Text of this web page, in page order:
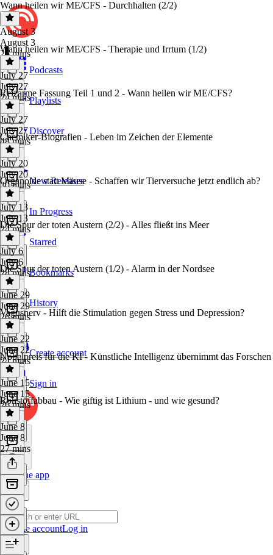
Podcasts
Playlists
Discover
New Releases
In Progress
Starred
Bookmarks
History
Create account
Sign in
Get the app
Create accountLog in
Wann heilen wir ME/CFS - Durchhalten (2/2)
August 3
August 3
25 mins
Wann heilen wir ME/CFS - Therapie und Irrtum (1/2)
July 27
July 27
24 mins
Reizarme Fassung Teil 1 und 2 - Wann heilen wir ME/CFS?
July 27
July 27
48 mins
Chemiker-Biografien - Leben im Zeichen der Elemente
July 20
July 20
30 mins
Organoide statt Mäuse - Schaffen wir Tierversuche jetzt endlich ab?
July 13
July 13
24 mins
Die Spur der toten Austern (2/2) - Alles fließt ins Meer
July 6
July 6
28 mins
Die Spur der toten Austern (1/2) - Alarm in der Nordsee
June 29
June 29
26 mins
Vagusnerv - Hilft die Stimulation gegen Stress und Depression?
June 22
June 22
24 mins
Nobelpreis für die KI - Künstliche Intelligenz übernimmt das Forschen
June 15
June 15
26 mins
Rohstoffabbau - Wie giftig ist Lithium - und wie gesund?
June 8
June 8
27 mins